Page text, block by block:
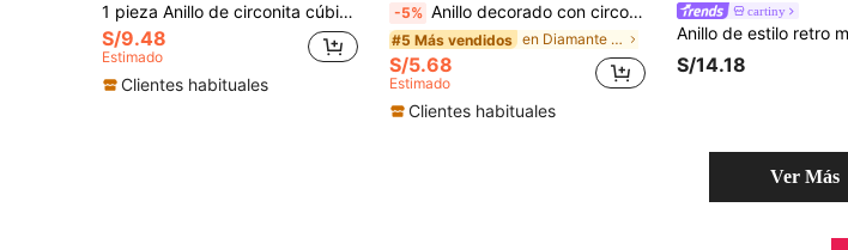
1 pieza Anillo de circonita cúbica elegante, regalo del Día de San Valentín para mujeres, adecuado para bodas, compromisos, aniversarios y ocasiones de fiesta
S/9.48
Estimado
Clientes habituales
-5% Anillo decorado con circonita cúbica elegante y de moda
#5 Más vendidos en Diamante de imitación Anillos De Mujer
S/5.68
Estimado
Clientes habituales
cartiny
S/14.18
Ver Más